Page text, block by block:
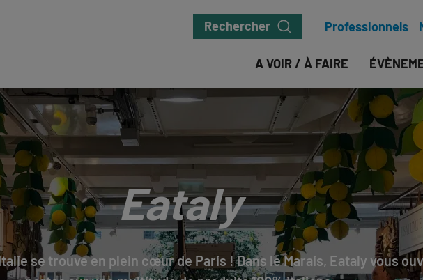
Rechercher Professionnels
A VOIR / À FAIRE
Eataly
se trouve en plein cœur de Paris ! Dans le Marais, Eataly vous